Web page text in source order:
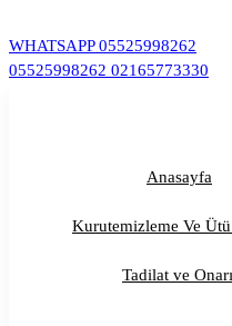
geç
WHATSAPP 05525998262
05525998262 02165773330
Anasayfa
Kurutemizleme Ve
Tadilat ve